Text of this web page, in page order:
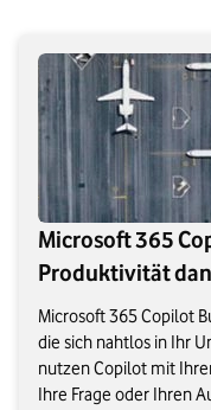
Microsoft 365
Produktivität
Microsoft 365 Copilot
die sich nahtlos in Ihr
nutzen Copilot mit
Ihre Frage oder Ihren